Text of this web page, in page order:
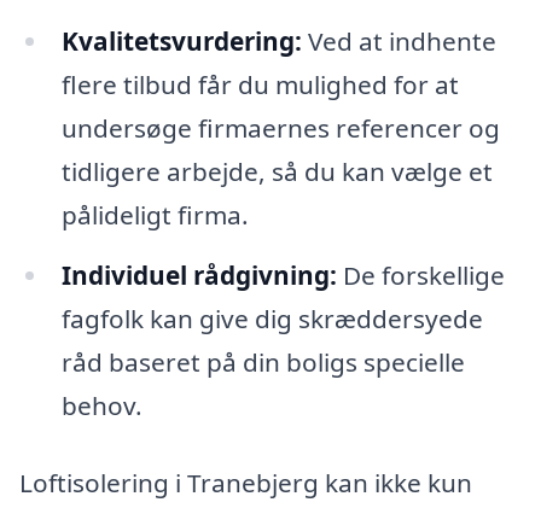
Kvalitetsvurdering: Ved at indhente
flere tilbud får du mulighed for at
undersøge firmaernes referencer og
tidligere arbejde, så du kan vælge et
pålideligt firma.
Individuel rådgivning: De forskellige
fagfolk kan give dig skræddersyede
råd baseret på din boligs specielle
behov.
Loftisolering i Tranebjerg kan ikke kun